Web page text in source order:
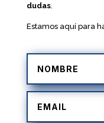
dudas.
Estamos aquí para